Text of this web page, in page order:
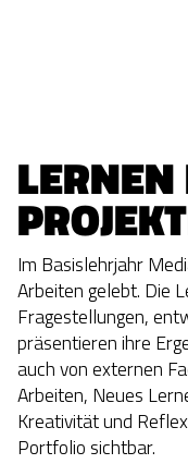
LERNEN
Im Basislehrjahr
Arbeiten gelebt. Die
Fragestellungen,
präsentieren ihre
auch von externen
Arbeiten, Neues
Kreativität und
Portfolio sichtbar.